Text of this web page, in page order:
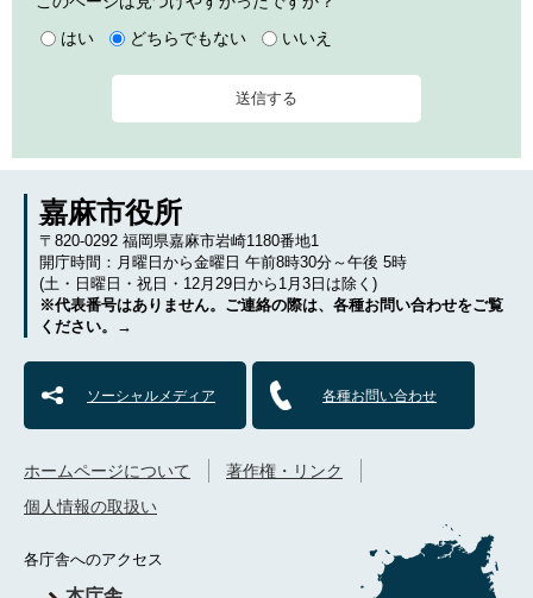
はい
どちらでもない いいえ
嘉麻市役所
〒820-0292 福岡県嘉麻市岩崎1180番地1
開庁時間：月曜日から金曜日 午前8時30分～午後 5時
(土・日曜日・祝日・12月29日から1月3日は除く)
※代表番号はありません。ご連絡の際は、各種お問い合わせをご覧
ください。→
ソーシャルメディア 各種お問い合わせ
各庁舎へのアクセス
ホームページについて
著作権・リンク
個人情報の取扱い